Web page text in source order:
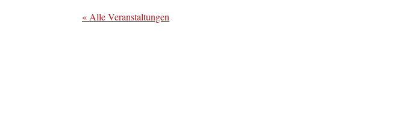
« Alle Veranstaltungen